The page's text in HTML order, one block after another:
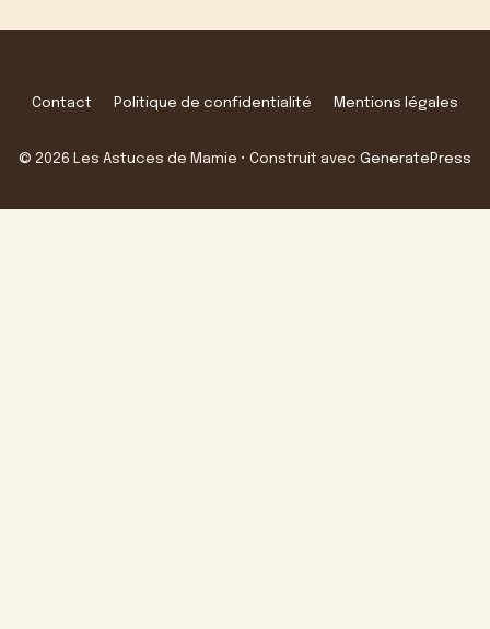
Contact Politique de confidentialité Mentions légales
© 2026 Les Astuces de Mamie • Construit avec GeneratePress